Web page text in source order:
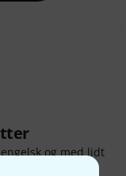
og med lidt